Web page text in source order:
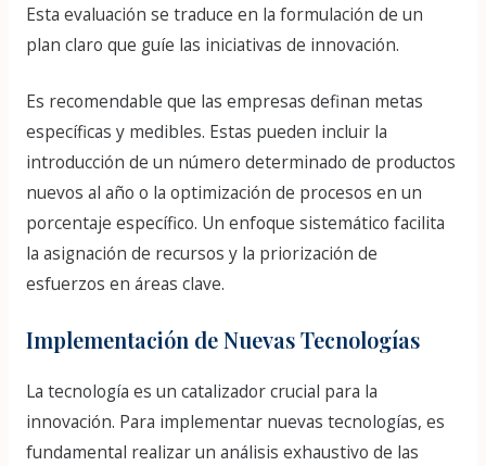
Esta evaluación se traduce en la formulación de un
plan claro que guíe las iniciativas de innovación.
Es recomendable que las empresas definan metas
específicas y medibles. Estas pueden incluir la
introducción de un número determinado de productos
nuevos al año o la optimización de procesos en un
porcentaje específico. Un enfoque sistemático facilita
la asignación de recursos y la priorización de
esfuerzos en áreas clave.
Implementación de Nuevas Tecnologías
La tecnología es un catalizador crucial para la
innovación. Para implementar nuevas tecnologías, es
fundamental realizar un análisis exhaustivo de las